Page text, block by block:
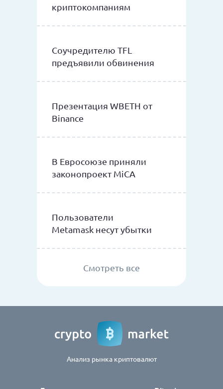
криптокомпаниям
Соучредителю TFL
предъявили обвинения
Презентация WBETH от
Binance
В Евросоюзе приняли
законопроект MiCA
Пользователи
Metamask несут убытки
Смотреть все
Анализ рынка криптовалют